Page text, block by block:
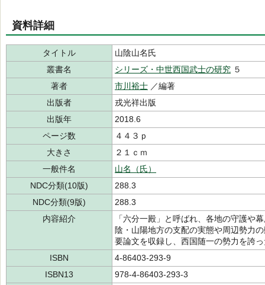
資料詳細
タイトル
山陰山名氏
叢書名
シリーズ・中世西国武士の研究 ５
著者
市川裕士 ／編著
出版者
戎光祥出版
出版年
2018.6
ページ数
４４３ｐ
大きさ
２１ｃｍ
一般件名
山名（氏）
NDC分類(10版)
288.3
NDC分類(9版)
288.3
内容紹介
「六分一殿」と呼ばれ、各地の守護や
陰・山陽地方の支配の実態や周辺勢力
要論文を収録し、西国随一の勢力を誇
ISBN
4-86403-293-9
ISBN13
978-4-86403-293-3